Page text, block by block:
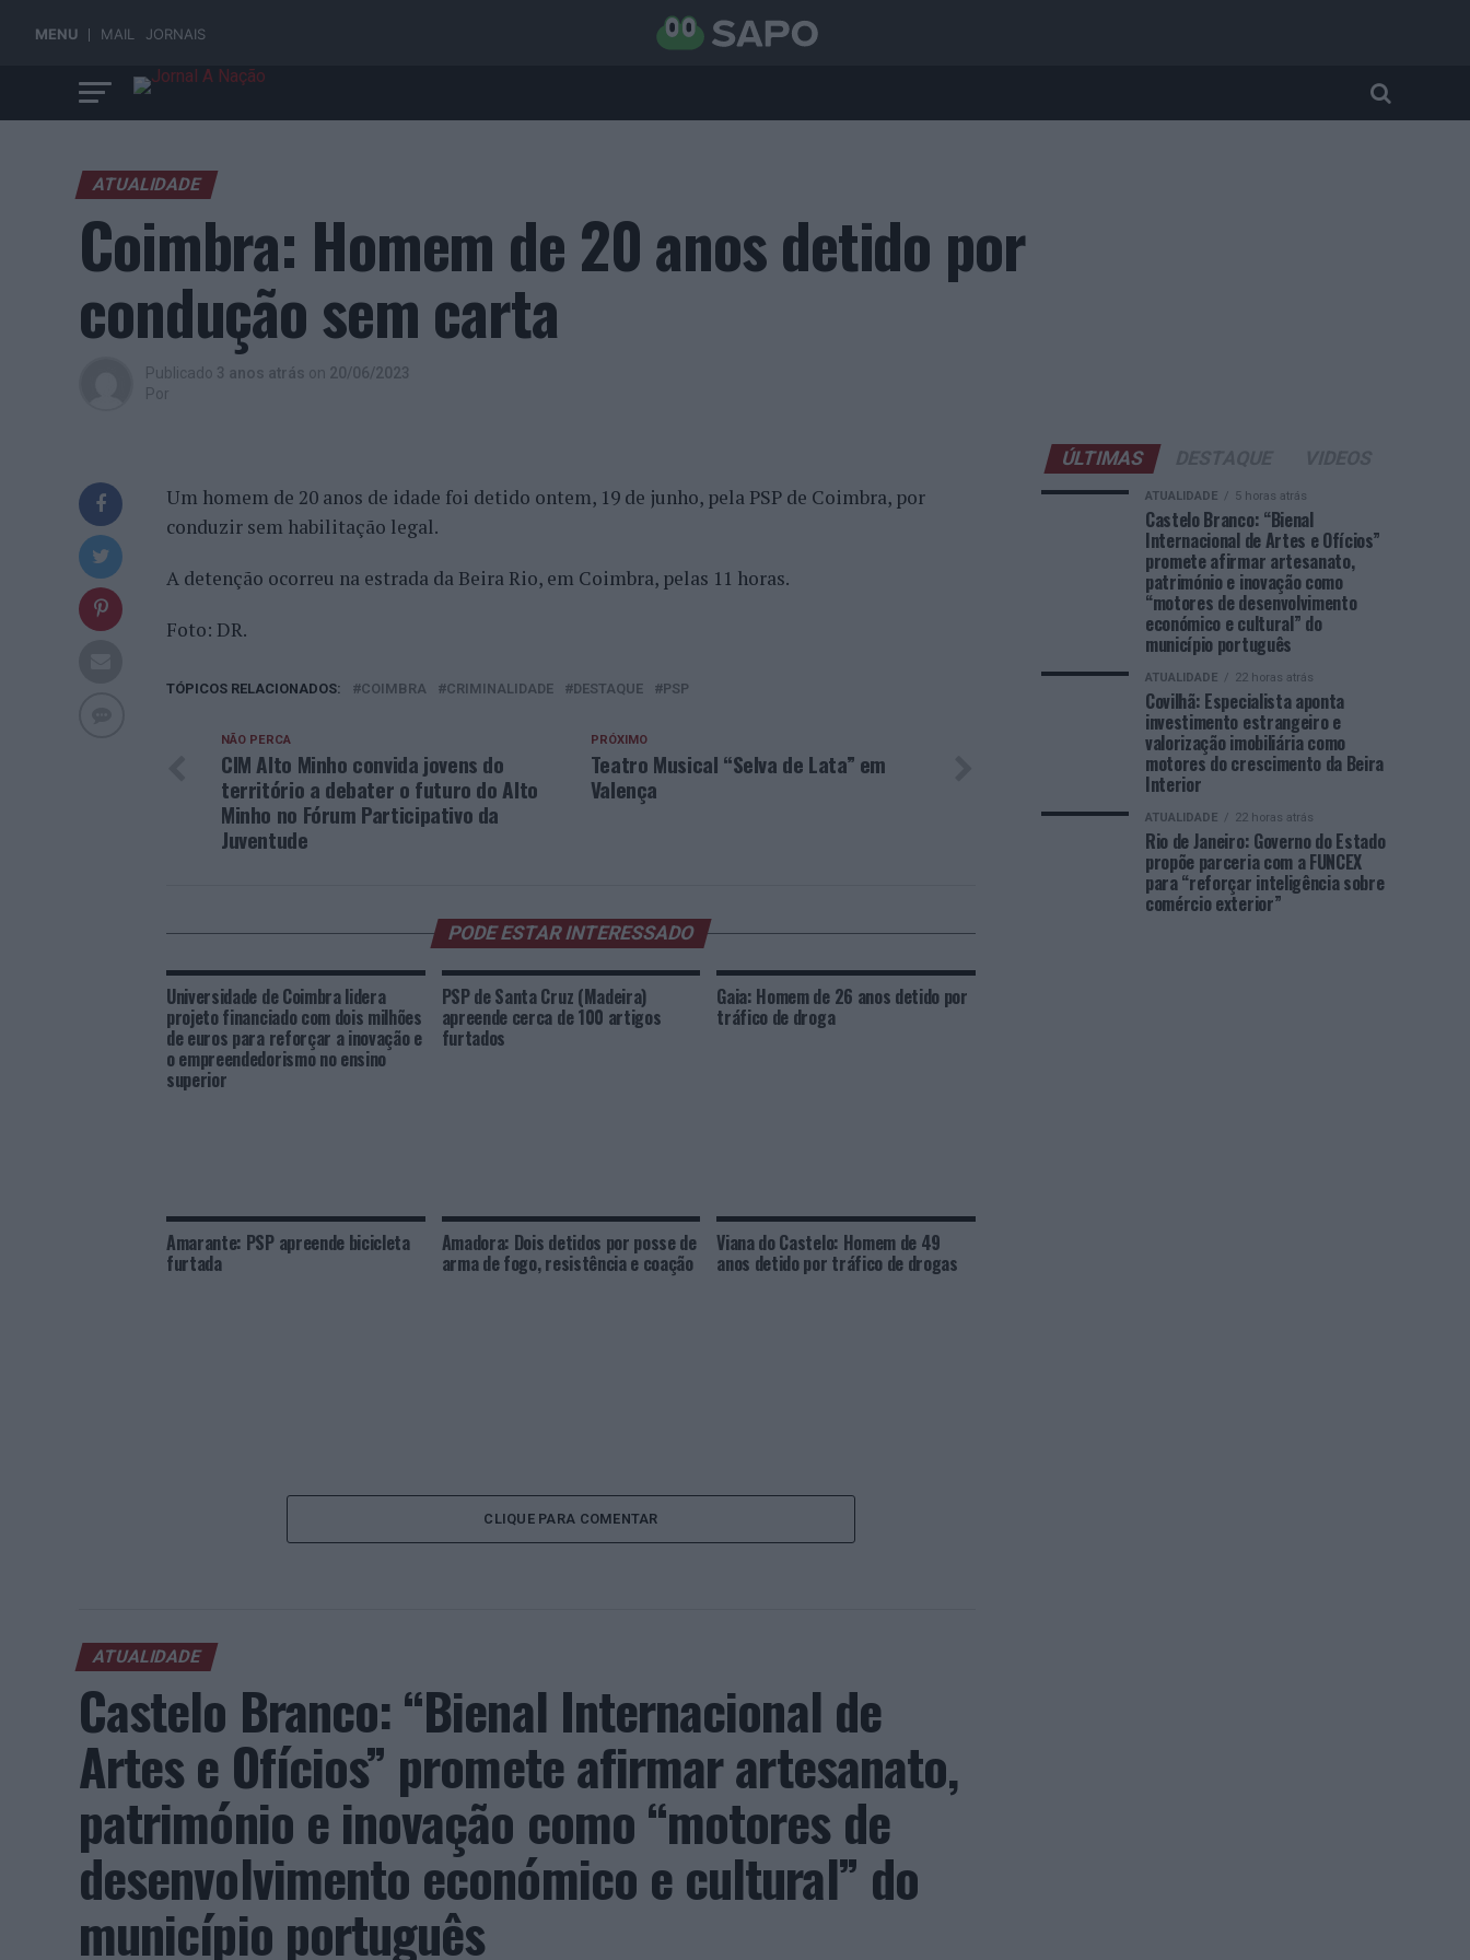
MENU MAIL JORNAIS
ATUALIDADE
Coimbra: Homem de 20 anos detido por
condução sem carta
Publicado 3 anos atrás on 20/06/2023
Por
Um homem de 20 anos de idade foi detido ontem, 19 de junho, pela PSP de Coimbra, por
conduzir sem habilitação legal.
A detenção ocorreu na estrada da Beira Rio, em Coimbra, pelas 11 horas.
Foto: DR.
TÓPICOS RELACIONADOS: COIMBRA CRIMINALIDADE DESTAQUE PSP
PRÓXIMO
Teatro Musical “Selva de Lata” em
Valença
NÃO PERCA
CIM Alto Minho convida jovens do
território a debater o futuro do Alto
Minho no Fórum Participativo da
Juventude
PODE ESTAR INTERESSADO
Universidade de Coimbra lidera
projeto financiado com dois milhões
de euros para reforçar a inovação e
o empreendedorismo no ensino
superior
PSP de Santa Cruz (Madeira)
apreende cerca de 100 artigos
furtados
Gaia: Homem de 26 anos detido por
tráfico de droga
Amarante: PSP apreende bicicleta
furtada
Amadora: Dois detidos por posse de
arma de fogo, resistência e coação
Viana do Castelo: Homem de 49
anos detido por tráfico de drogas
CLIQUE PARA COMENTAR
ATUALIDADE
Castelo Branco: “Bienal Internacional de
Artes e Ofícios” promete afirmar artesanato,
património e inovação como “motores de
desenvolvimento económico e cultural” do
município português
ÚLTIMAS
ATUALIDADE 5 horas atrás
Castelo Branco: “Bienal
Internacional de Artes e Ofícios”
promete afirmar artesanato,
património e inovação como
“motores de desenvolvimento
económico e cultural” do
município português
ATUALIDADE 22 horas atrás
Covilhã: Especialista aponta
investimento estrangeiro e
valorização imobiliária como
motores do crescimento da Beira
Interior
ATUALIDADE 22 horas atrás
Rio de Janeiro: Governo do Estado
propõe parceria com a FUNCEX
para “reforçar inteligência sobre
comércio exterior”